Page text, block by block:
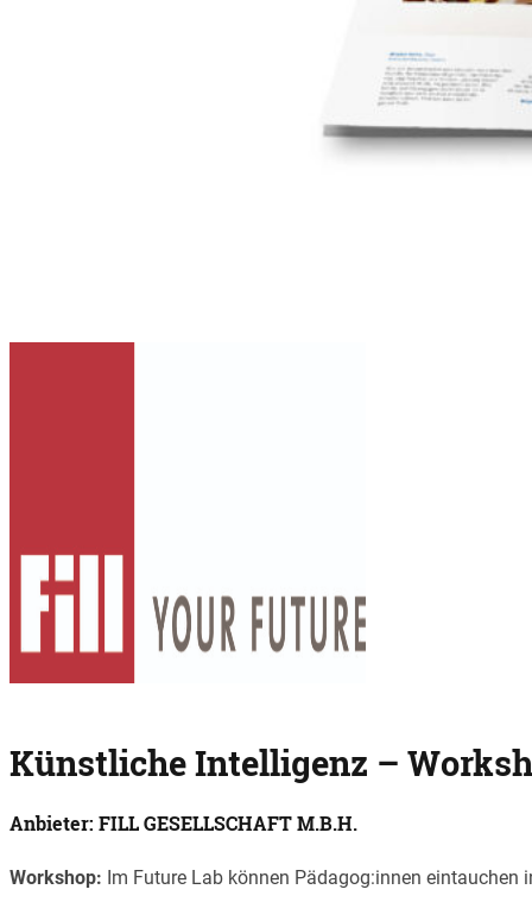
Künstliche Intelligenz –
Anbieter: FILL GESELLSCHAFT M.B.H.
Workshop: Im Future Lab können Pädagog:innen eintauchen